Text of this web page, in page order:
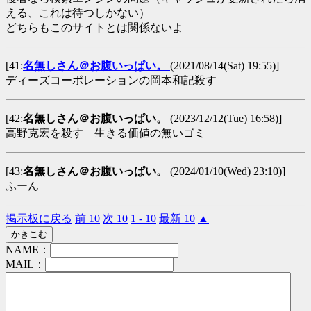
える、これは待つしかない）
どちらもこのサイトとは関係ないよ
[41:名無しさん＠お腹いっぱい。 (2021/08/14(Sat) 19:55)]
ディーズコーポレーションの岡本和記殺す
[42:名無しさん＠お腹いっぱい。 (2023/12/12(Tue) 16:58)]
高野克宏を殺す 生きる価値の無いゴミ
[43:名無しさん＠お腹いっぱい。 (2024/01/10(Wed) 23:10)]
ふーん
掲示板に戻る 前 10 次 10 1 - 10 最新 10 ▲
NAME：
MAIL：